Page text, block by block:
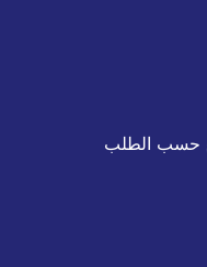
حسب الطلب